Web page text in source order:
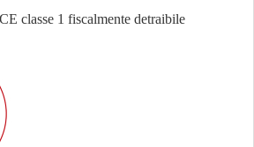
classe 1 fiscalmente detraibile